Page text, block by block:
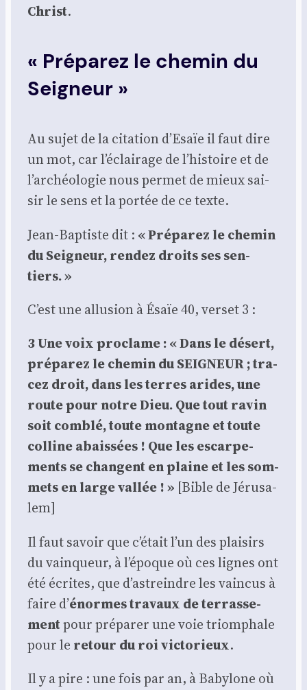
Christ.
« Préparez le chemin du
Seigneur »
Au sujet de la cita­tion d’Esaïe il faut dire
un mot, car l’éclairage de l’histoire et de
l’archéologie nous per­met de mieux sai­
sir le sens et la por­tée de ce texte.
Jean-Bap­tiste dit : « Pré­pa­rez le che­min
du Sei­gneur, ren­dez droits ses sen­
tiers. »
C’est une allu­sion à Ésaïe 40, ver­set 3 :
3 Une voix pro­clame : « Dans le désert,
pré­pa­rez le che­min du SEIGNEUR ; tra­
cez droit, dans les terres arides, une
route pour notre Dieu. Que tout ravin
soit com­blé, toute mon­tagne et toute
col­line abais­sées ! Que les escar­pe­
ments se changent en plaine et les som­
mets en large val­lée ! » [Bible de Jéru­sa­
lem]
Il faut savoir que c’était l’un des plai­sirs
du vain­queur, à l’époque où ces lignes ont
été écrites, que d’astreindre les vain­cus à
faire d’énormes tra­vaux de ter­ras­se­
mentpour pré­pa­rer une voie triom­phale
pour le retour du roi vic­to­rieux.
Il y a pire : une fois par an, à Baby­lone où